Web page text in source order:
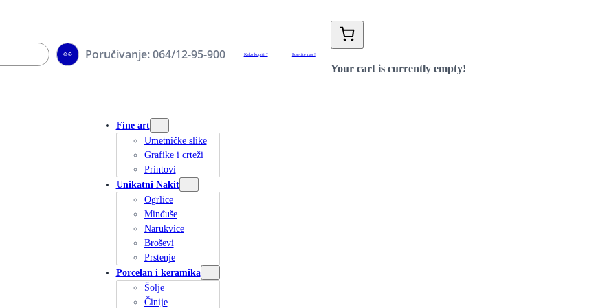
👀 Poručivanje: 064/12-95-900 Kako kupiti ? Posetite nas !
Your cart is currently empty!
Fine art
Umetničke slike
Grafike i crteži
Printovi
Unikatni Nakit
Ogrlice
Minđuše
Narukvice
Broševi
Prstenje
Porcelan i keramika
Šolje
Činije